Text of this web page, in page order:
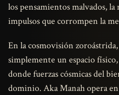
los pensamientos malvados,
impulsos que corrompen la
En la cosmovisión
simplemente un espacio
donde fuerzas cósmicas del
dominio. Aka Manah opera